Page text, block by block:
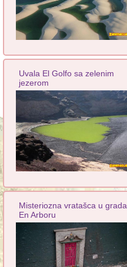
Uvala El Golfo sa zelenim
jezerom
Misteriozna vratašca u grada
En Arboru